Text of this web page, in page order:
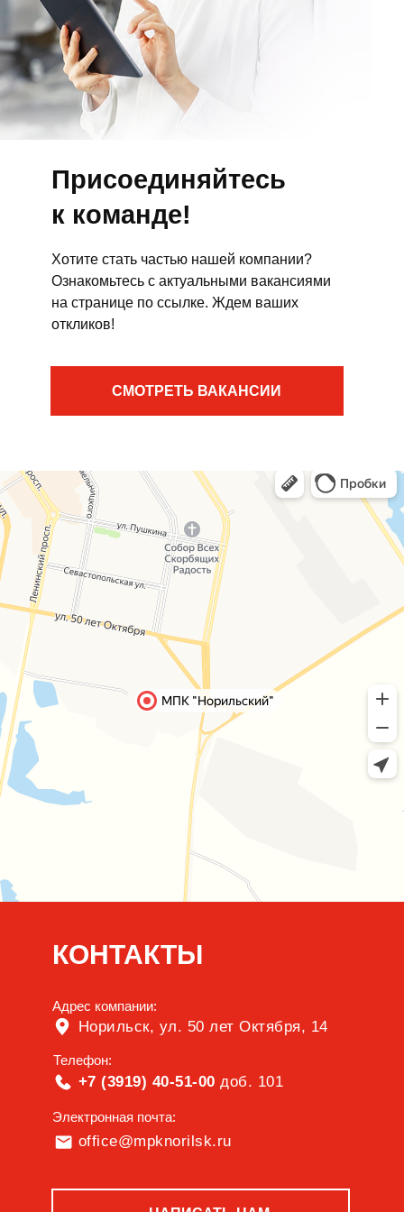
Присоединяйтесь
к команде!
СМОТРЕТЬ ВАКАНСИИ
Хотите стать частью нашей компании?
Ознакомьтесь с актуальными вакансиями
на странице по ссылке. Ждем ваших
откликов!
Норильск, ул. 50 лет Октября, 14
office@mpknorilsk.ru
+7 (3919) 40-51-00 доб. 101
КОНТАКТЫ
Электронная почта:
Телефон:
Адрес компании: